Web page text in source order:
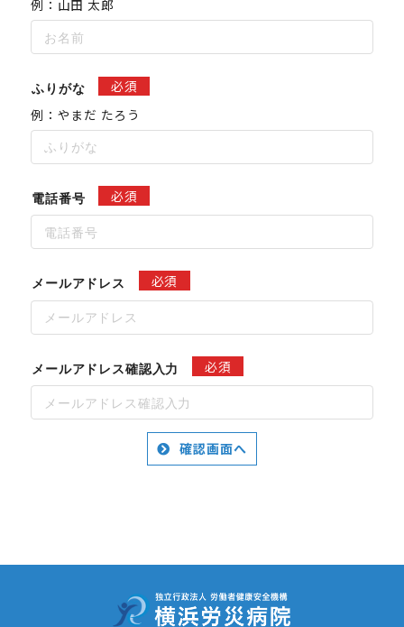
例：山田 太郎
ふりがな
必須
例：やまだ たろう
電話番号 必須
メールアドレス 必須
メールアドレス確認入力 必須
確認画面へ